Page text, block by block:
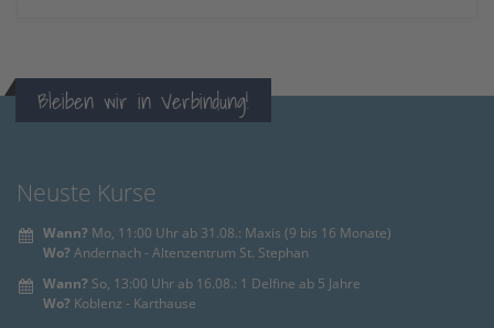
Bleiben wir in Verbindung!
Neuste Kurse
Wann? Mo, 11:00 Uhr ab 31.08.: Maxis (9 bis 16 Monate)
Wo? Andernach - Altenzentrum St. Stephan
Wann? So, 13:00 Uhr ab 16.08.: 1 Delfine ab 5 Jahre
Wo? Koblenz - Karthause